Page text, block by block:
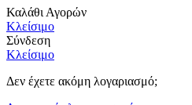
Καλάθι Αγορών
Κλείσιμο
Σύνδεση
Κλείσιμο
Δεν έχετε ακόμη λογαριασμό;